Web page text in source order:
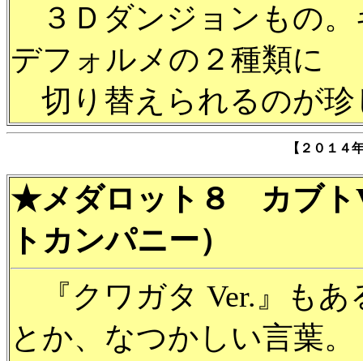
３Ｄダンジョンもの。
デフォルメの２種類に
切り替えられるのが珍
【２０１４
★メダロット８ カブト
トカンパニー）
『クワガタ Ver.』もあ
とか、なつかしい言葉。